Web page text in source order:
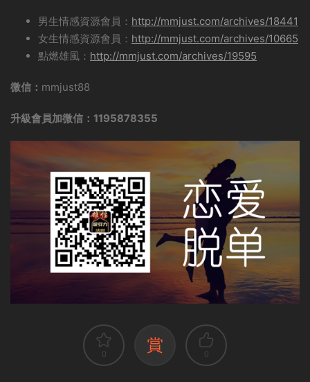
男生情感資源會員： http://mmjust.com/archives/18441
女生情感資源會員： http://mmjust.com/archives/10665
點燃雄風： http://mmjust.com/archives/19595
微信： mmjust88
升級會員加微信：1195878355
0 賞 0